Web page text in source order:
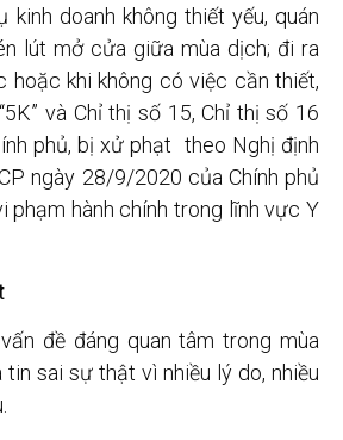
doanh không thiết yếu, quán
lút mở cửa giữa mùa dịch; đi ra
hoặc khi không có việc cần thiết,
và Chỉ thị số 15, Chỉ thị số 16
phủ, bị xử phạt theo Nghị định
ngày 28/9/2020 của Chính phủ
phạm hành chính trong lĩnh vực Y
đề đáng quan tâm trong mùa
sai sự thật vì nhiều lý do, nhiều